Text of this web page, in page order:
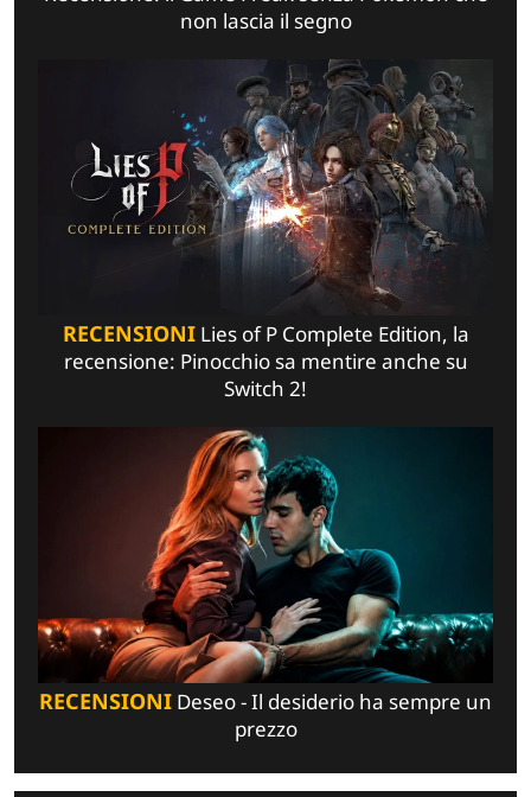
non lascia il segno
RECENSIONILies of P Complete Edition, la
recensione: Pinocchio sa mentire anche su
Switch 2!
RECENSIONI Deseo - Il desiderio ha sempre un
prezzo